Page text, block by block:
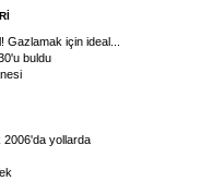
için ideal...
buldu
2006'da yollarda